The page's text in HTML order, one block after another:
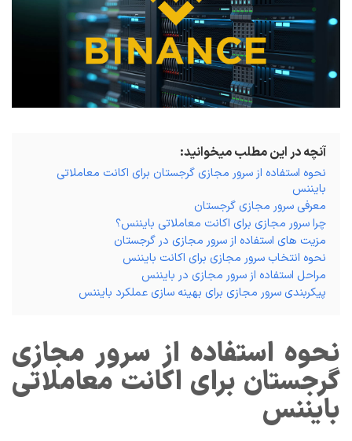
آنچه در این مطلب میخوانید:
نحوه استفاده از سرور مجازی گرجستان برای اکانت معاملاتی
بایننس
معرفی سرور مجازی گرجستان
چرا سرور مجازی برای اکانت معاملاتی بایننس؟
مزیت های استفاده از سرور مجازی در گرجستان
نحوه انتخاب سرور مجازی برای اکانت بایننس
مراحل استفاده از سرور مجازی در بایننس
پیکربندی سرور مجازی برای بهینه سازی عملکرد بایننس
نحوه استفاده از سرور مجازی
گرجستان برای اکانت معاملاتی
بایننس